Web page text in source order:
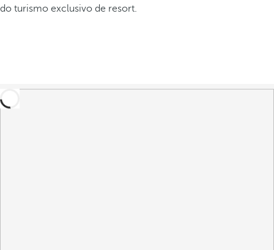
do turismo exclusivo de resort.